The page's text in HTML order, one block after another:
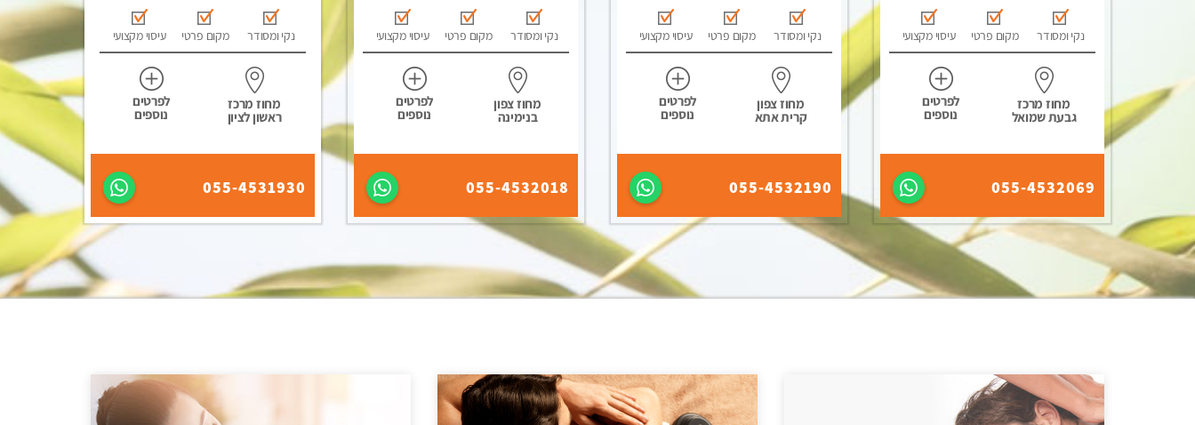
נקי ומסודר מקום פרטי עיסוי מקצועי
מחוז מרכז
גבעת שמואל
לפרטים
נוספים
055-4532069
נקי ומסודר מקום פרטי עיסוי מקצועי
מחוז צפון
קרית אתא
לפרטים
נוספים
055-4532190
נקי ומסודר מקום פרטי עיסוי מקצועי
מחוז צפון
בנימינה
לפרטים
נוספים
055-4532018
נקי ומסודר מקום פרטי עיסוי מקצועי
מחוז מרכז
ראשון לציון
לפרטים
נוספים
055-4531930